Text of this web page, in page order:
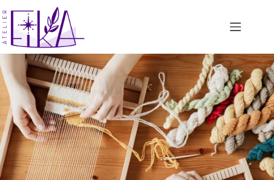
ン
テ
ン
ツ
へ
ス
キ
ッ
プ